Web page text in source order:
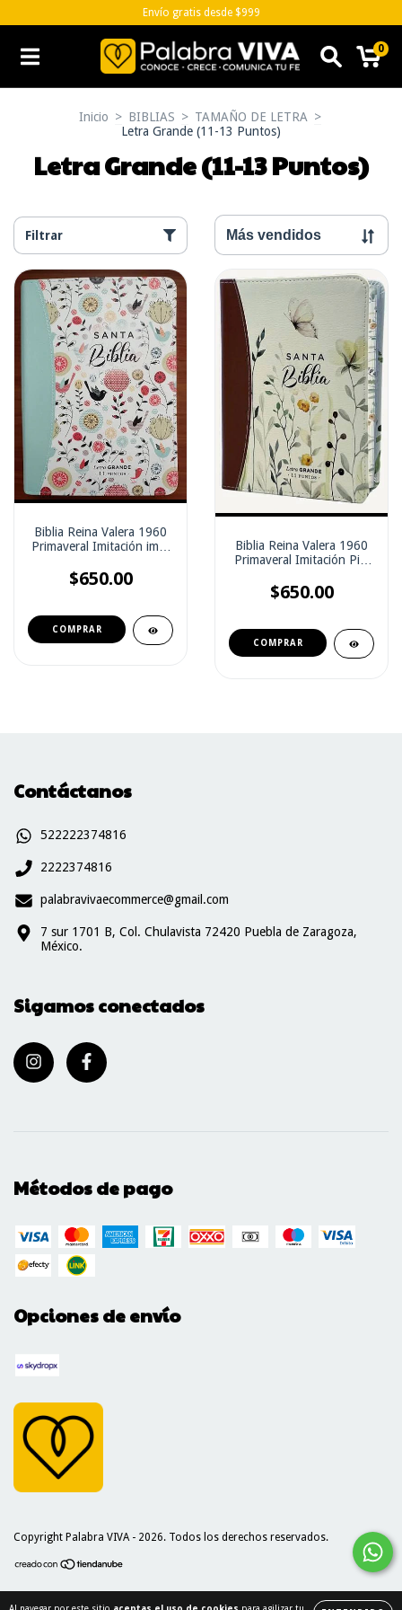
Envío gratis desde $999
0
Inicio > BIBLIAS > TAMAÑO DE LETRA >
Letra Grande (11-13 Puntos)
Letra Grande (11-13 Puntos)
Filtrar
Biblia Reina Valera 1960
Primaveral Imitación imit.
$650.00
Biblia Reina Valera 1960
Primaveral Imitación Piel
$650.00
Contáctanos
522222374816
2222374816
palabravivaecommerce@gmail.com
7 sur 1701 B, Col. Chulavista 72420 Puebla de Zaragoza,
México.
Sigamos conectados
Métodos de pago
Opciones de envío
Copyright Palabra VIVA - 2026. Todos los derechos reservados.